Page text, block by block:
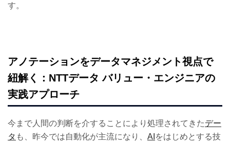
す。
アノテーションをデータマネジメント視点で
紐解く：NTTデータ バリュー・エンジニアの
実践アプローチ
今まで人間の判断を介することにより処理されてきたデー
タ も、昨今では自動化が主流になり、 AI をはじめとする技